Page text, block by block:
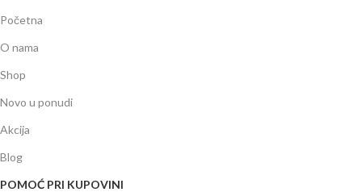
Početna
O nama
Shop
Novo u ponudi
Akcija
Blog
POMOĆ PRI KUPOVINI